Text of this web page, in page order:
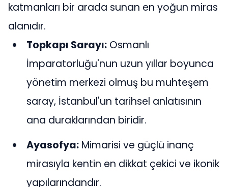
katmanları bir arada sunan en yoğun miras
alanıdır.
Topkapı Sarayı: Osmanlı
İmparatorluğu'nun uzun yıllar boyunca
yönetim merkezi olmuş bu muhteşem
saray, İstanbul'un tarihsel anlatısının
ana duraklarından biridir.
Ayasofya: Mimarisi ve güçlü inanç
mirasıyla kentin en dikkat çekici ve ikonik
yapılarındandır.